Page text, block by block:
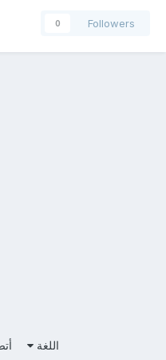
Followers
0
اللغة